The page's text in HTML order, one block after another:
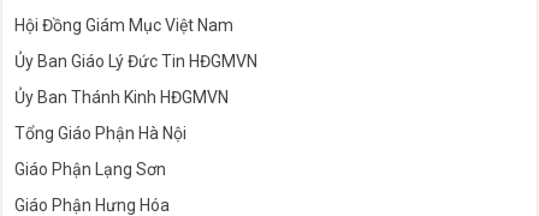
Hội Đồng Giám Mục Việt Nam
Ủy Ban Giáo Lý Đức Tin HĐGMVN
Ủy Ban Thánh Kinh HĐGMVN
Tổng Giáo Phận Hà Nội
Giáo Phận Lạng Sơn
Giáo Phận Hưng Hóa